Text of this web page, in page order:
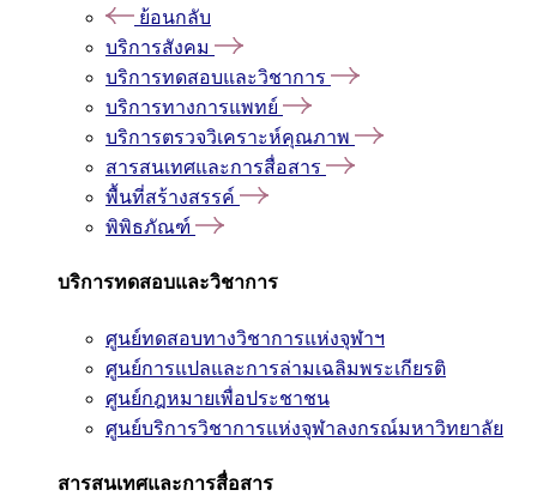
ย้อนกลับ
บริการสังคม
บริการทดสอบและวิชาการ
บริการทางการแพทย์
บริการตรวจวิเคราะห์คุณภาพ
สารสนเทศและการสื่อสาร
พื้นที่สร้างสรรค์
พิพิธภัณฑ์
บริการทดสอบและวิชาการ
ศูนย์ทดสอบทางวิชาการแห่งจุฬาฯ
ศูนย์การแปลและการล่ามเฉลิมพระเกียรติ
ศูนย์กฎหมายเพื่อประชาชน
ศูนย์บริการวิชาการแห่งจุฬาลงกรณ์มหาวิทยาลัย
สารสนเทศและการสื่อสาร